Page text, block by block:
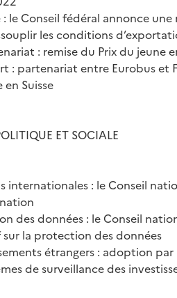
: le Conseil fédéral annonce
les conditions
: remise du Prix du jeune
: partenariat entre Eurobus et
Suisse
ET SOCIALE
internationales : le Conseil
des données : le Conseil
sur la protection des données
étrangers : adoption
de surveillance des